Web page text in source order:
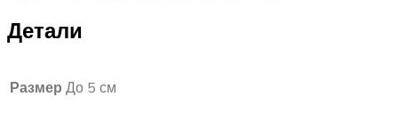
Детали
Размер До 5 см